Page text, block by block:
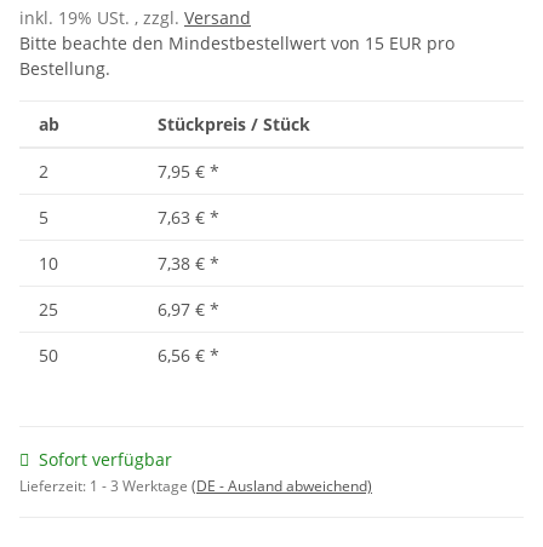
inkl. 19% USt. , zzgl. Versand
Bitte beachte den Mindestbestellwert von 15 EUR pro
Bestellung.
ab Stückpreis / Stück
2 7,95 € *
5
7,63 € *
10
7,38 € *
25
6,97 € *
50
6,56 € *
Sofort verfügbar
Lieferzeit: 1 - 3 Werktage (DE - Ausland abweichend)